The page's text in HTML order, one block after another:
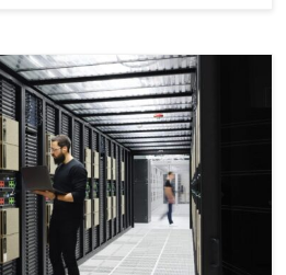
가 탑재된 NVIDIA DGX 클라우